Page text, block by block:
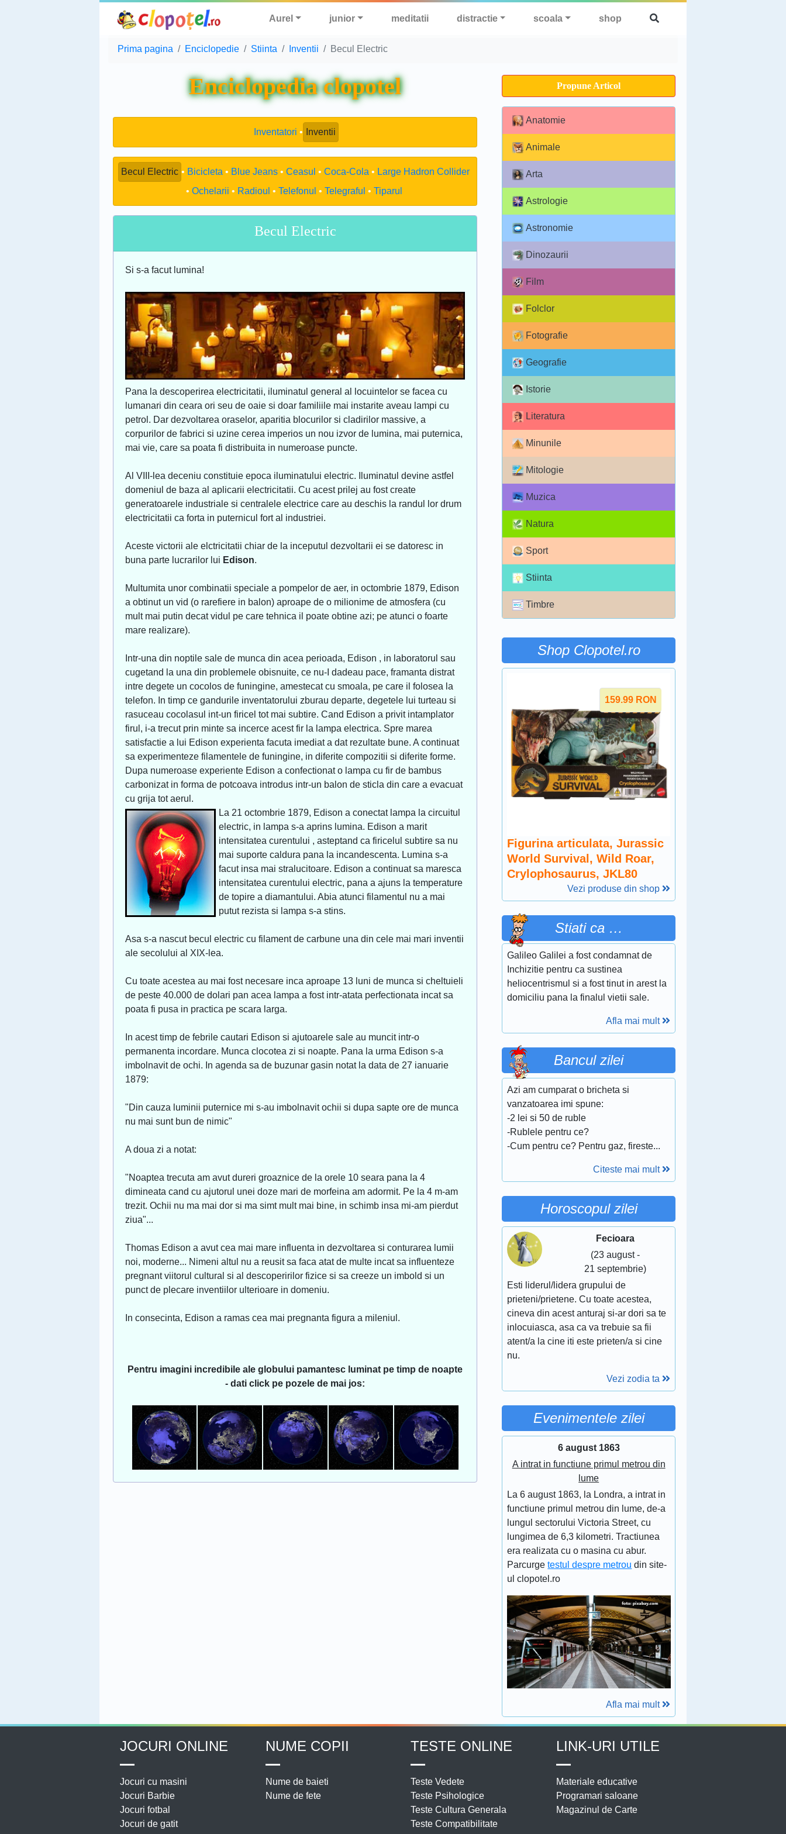
Aurel junior meditatii distractie scoala shop
Prima pagina Enciclopedie Stiinta Inventii Becul Electric
Enciclopedia clopotel
Inventatori Inventii
Becul Electric Bicicleta Blue Jeans Ceasul Coca-Cola
Large Hadron Collider
Ochelarii
Radioul Telefonul Telegraful Tiparul
Becul Electric
Si s-a facut lumina!
Pana la descoperirea electricitatii, iluminatul general al locuintelor se facea cu
lumanari din ceara ori seu de oaie si doar familiile mai instarite aveau lampi cu
petrol. Dar dezvoltarea oraselor, aparitia blocurilor si cladirilor massive, a
corpurilor de fabrici si uzine cerea imperios un nou izvor de lumina, mai puternica,
mai vie, care sa poata fi distribuita in numeroase puncte.
Al VIII-lea deceniu constituie epoca iluminatului electric. Iluminatul devine astfel
domeniul de baza al aplicarii electricitatii. Cu acest prilej au fost create
generatoarele industriale si centralele electrice care au deschis la randul lor drum
electricitatii ca forta in puternicul fort al industriei.
Aceste victorii ale elctricitatii chiar de la inceputul dezvoltarii ei se datoresc in
buna parte lucrarilor lui Edison.
Multumita unor combinatii speciale a pompelor de aer, in octombrie 1879, Edison
a obtinut un vid (o rarefiere in balon) aproape de o milionime de atmosfera (cu
mult mai putin decat vidul pe care tehnica il poate obtine azi; pe atunci o foarte
mare realizare).
Intr-una din noptile sale de munca din acea perioada, Edison , in laboratorul sau
cugetand la una din problemele obisnuite, ce nu-I dadeau pace, framanta distrat
intre degete un cocolos de funingine, amestecat cu smoala, pe care il folosea la
telefon. In timp ce gandurile inventatorului zburau departe, degetele lui turteau si
rasuceau cocolasul int-un firicel tot mai subtire. Cand Edison a privit intamplator
firul, i-a trecut prin minte sa incerce acest fir la lampa electrica. Spre marea
satisfactie a lui Edison experienta facuta imediat a dat rezultate bune. A continuat
sa experimenteze filamentele de funingine, in diferite compozitii si diferite forme.
Dupa numeroase experiente Edison a confectionat o lampa cu fir de bambus
carbonizat in forma de potcoava introdus intr-un balon de sticla din care a evacuat
cu grija tot aerul.
La 21 octombrie 1879, Edison a conectat lampa la circuitul
electric, in lampa s-a aprins lumina. Edison a marit
intensitatea curentului , asteptand ca firicelul subtire sa nu
mai suporte caldura pana la incandescenta. Lumina s-a
facut insa mai stralucitoare. Edison a continuat sa maresca
intensitatea curentului electric, pana a ajuns la temperature
de topire a diamantului. Abia atunci filamentul nu a mai
putut rezista si lampa s-a stins.
Asa s-a nascut becul electric cu filament de carbune una din cele mai mari inventii
ale secolului al XIX-lea.
Cu toate acestea au mai fost necesare inca aproape 13 luni de munca si cheltuieli
de peste 40.000 de dolari pan acea lampa a fost intr-atata perfectionata incat sa
poata fi pusa in practica pe scara larga.
In acest timp de febrile cautari Edison si ajutoarele sale au muncit intr-o
permanenta incordare. Munca clocotea zi si noapte. Pana la urma Edison s-a
imbolnavit de ochi. In agenda sa de buzunar gasin notat la data de 27 ianuarie
1879:
"Din cauza luminii puternice mi s-au imbolnavit ochii si dupa sapte ore de munca
nu mai sunt bun de nimic"
A doua zi a notat:
"Noaptea trecuta am avut dureri groaznice de la orele 10 seara pana la 4
dimineata cand cu ajutorul unei doze mari de morfeina am adormit. Pe la 4 m-am
trezit. Ochii nu ma mai dor si ma simt mult mai bine, in schimb insa mi-am pierdut
ziua"...
Thomas Edison a avut cea mai mare influenta in dezvoltarea si conturarea lumii
noi, moderne... Nimeni altul nu a reusit sa faca atat de multe incat sa influenteze
pregnant viitorul cultural si al descoperirilor fizice si sa creeze un imbold si un
punct de plecare inventiilor ulterioare in domeniu.
In consecinta, Edison a ramas cea mai pregnanta figura a mileniul.
Pentru imagini incredibile ale globului pamantesc luminat pe timp de noapte
- dati click pe pozele de mai jos:
Propune Articol
Anatomie
Animale
Arta
Astrologie
Astronomie
Dinozaurii
Film
Folclor
Fotografie
Geografie
Istorie
Literatura
Minunile
Mitologie
Muzica
Natura
Sport
Stiinta
Timbre
Shop Clopotel.ro
159.99 RON
Figurina articulata, Jurassic
World Survival, Wild Roar,
Crylophosaurus, JKL80
Vezi produse din shop
Stiati ca …
Galileo Galilei a fost condamnat de
Inchizitie pentru ca sustinea
heliocentrismul si a fost tinut in arest la
domiciliu pana la finalul vietii sale.
Afla mai mult
Bancul zilei
Azi am cumparat o bricheta si
vanzatoarea imi spune:
-2 lei si 50 de ruble
-Rublele pentru ce?
-Cum pentru ce? Pentru gaz, fireste...
Citeste mai mult
Horoscopul zilei
Fecioara
(23 august -
21 septembrie)
Esti liderul/lidera grupului de
prieteni/prietene. Cu toate acestea,
cineva din acest anturaj si-ar dori sa te
inlocuiasca, asa ca va trebuie sa fii
atent/a la cine iti este prieten/a si cine
nu.
Vezi zodia ta
Evenimentele zilei
6 august 1863
A intrat in functiune primul metrou din
lume
La 6 august 1863, la Londra, a intrat in
functiune primul metrou din lume, de-a
lungul sectorului Victoria Street, cu
lungimea de 6,3 kilometri. Tractiunea
era realizata cu o masina cu abur.
Parcurgetestul despre metrou din site-
ul clopotel.ro
Afla mai mult
JOCURI ONLINE
Jocuri cu masini
Jocuri Barbie
Jocuri fotbal
Jocuri de gatit
NUME COPII
Nume de baieti
Nume de fete
TESTE ONLINE
Teste Vedete
Teste Psihologice
Teste Cultura Generala
Teste Compatibilitate
LINK-URI UTILE
Materiale educative
Programari saloane
Magazinul de Carte